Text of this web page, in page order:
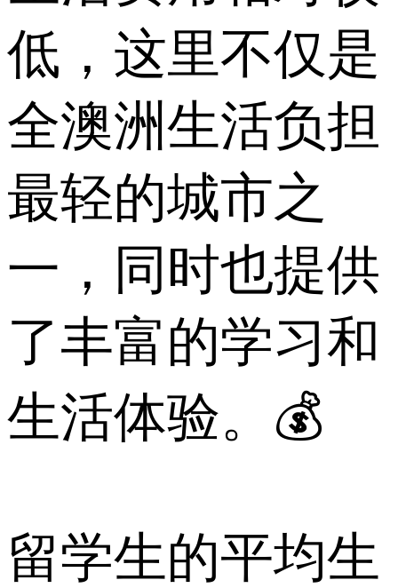
低，这里不仅是
全澳洲生活负担
最轻的城市之
一，同时也提供
了丰富的学习和
生活体验。💰
留学生的平均生